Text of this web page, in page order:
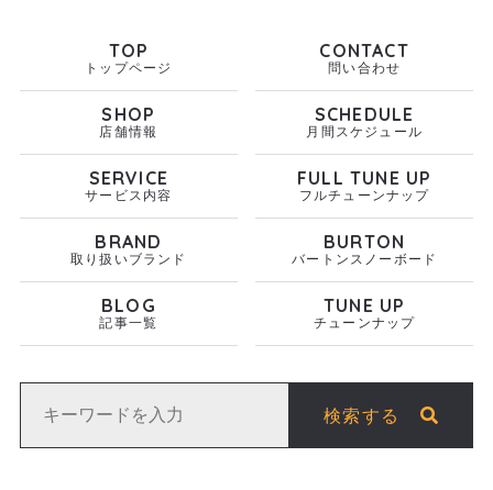
TOP
トップページ
SHOP
店舗情報
SERVICE
サービス内容
BRAND
取り扱いブランド
BLOG
記事一覧
CONTACT
問い合わせ
SCHEDULE
月間スケジュール
FULL TUNE UP
フルチューンナップ
BURTON
バートンスノーボード
TUNE UP
チューンナップ
検索する